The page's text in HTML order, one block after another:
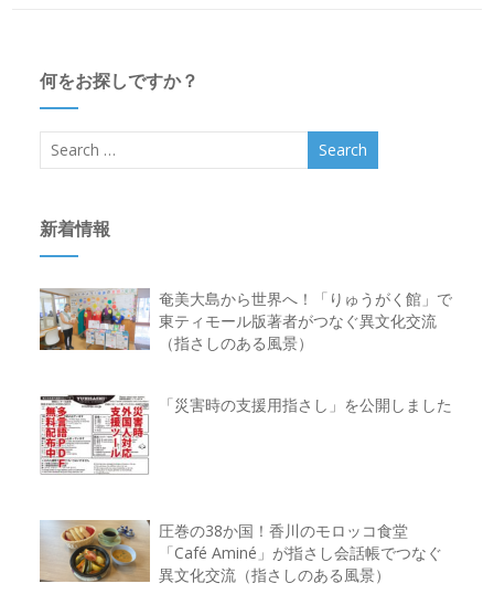
何をお探しですか？
新着情報
奄美大島から世界へ！「りゅうがく館」で
東ティモール版著者がつなぐ異文化交流
（指さしのある風景）
「災害時の支援用指さし」を公開しました
圧巻の38か国！香川のモロッコ食堂
「Café Aminé」が指さし会話帳でつなぐ
異文化交流（指さしのある風景）